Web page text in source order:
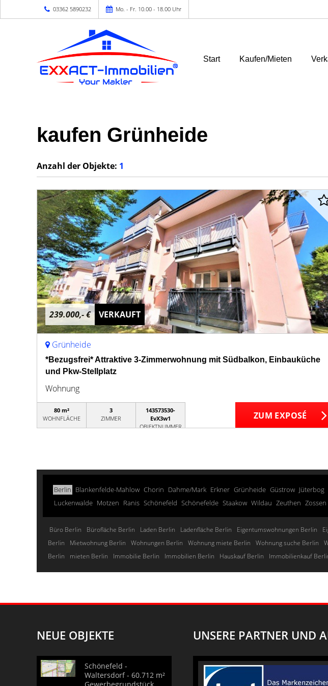
03362 5890232 Mo. - Fr. 10.00 - 18.00 Uhr
Start Kaufen/Mieten
kaufen Grünheide
Anzahl der Objekte: 1
239.000,- € VERKAUFT
Grünheide
*Bezugsfrei* Attraktive 3-Zimmerwohnung mit Südbalkon, Einbauküche
und Pkw-Stellplatz
Wohnung
80 m²
WOHNFLÄCHE
3
ZIMMER
143573530-
EvX3w1
OBJEKTNUMMER
ZUM EXPOSÉ
Berlin Blankenfelde-Mahlow Chorin Dahme/Mark Erkner Grünheide Güstrow Jüterbog
Luckenwalde Motzen Ranis Schönefeld Schönefelde Staakow Wildau Zeuthen
Büro Berlin Bürofläche Berlin Laden Berlin Ladenfläche Berlin Eigentumswohnungen Berlin
Berlin
Mietwohnung Berlin Wohnungen Berlin Wohnung miete Berlin Wohnung suche Berlin
Berlin
mieten Berlin Immobilie Berlin Immobilien Berlin Hauskauf Berlin Immobilienkauf
NEUE OBJEKTE
Schönefeld -
Waltersdorf - 60.712 m²
UNSERE PARTNER UND